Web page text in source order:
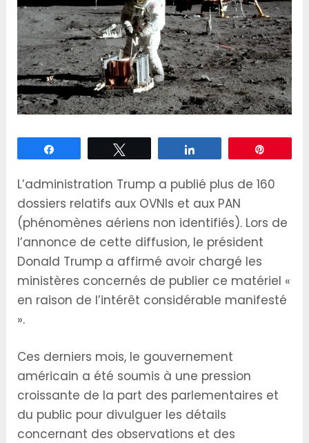
L’administration Trump a publié plus de 160
dossiers relatifs aux OVNIs et aux PAN
(phénomènes aériens non identifiés). Lors de
l’annonce de cette diffusion, le président
Donald Trump a affirmé avoir chargé les
ministères concernés de publier ce matériel «
en raison de l’intérêt considérable manifesté
».
Ces derniers mois, le gouvernement
américain a été soumis à une pression
croissante de la part des parlementaires et
du public pour divulguer les détails
concernant des observations et des